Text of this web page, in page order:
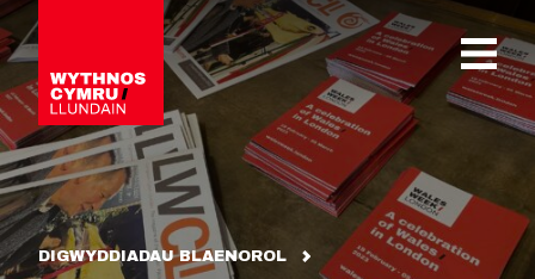
OPEN
DIGWYDDIADAU BLAENOROL